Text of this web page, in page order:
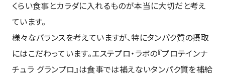
くらい食事とカラダに入れるものが本当に大切だと考え
ています。
様々なバランスを考えていますが、特にタンパク質の摂取
にはこだわっています。エステプロ・ラボの『プロテインナ
チュラ グランプロ』は食事では補えないタンパク質を補給